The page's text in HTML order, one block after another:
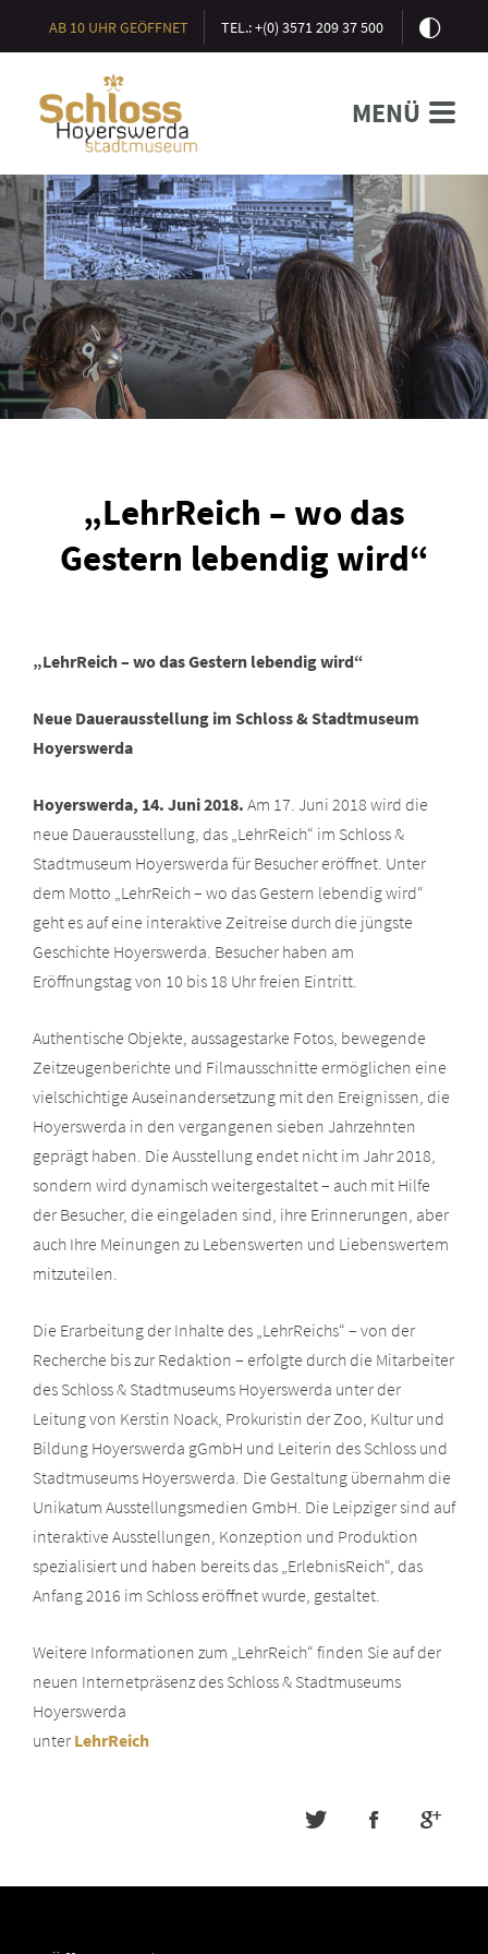
AB 10 UHR GEÖFFNET TEL.: +(0) 3571 209 37 500
MENÜ
„LehrReich – wo das
Gestern lebendig wird“
„LehrReich – wo das Gestern lebendig wird“
Neue Dauerausstellung im Schloss & Stadtmuseum
Hoyerswerda
Hoyerswerda, 14. Juni 2018. Am 17. Juni 2018 wird die
neue Dauerausstellung, das „LehrReich“ im Schloss &
Stadtmuseum Hoyerswerda für Besucher eröffnet. Unter
dem Motto „LehrReich – wo das Gestern lebendig wird“
geht es auf eine interaktive Zeitreise durch die jüngste
Geschichte Hoyerswerda. Besucher haben am
Eröffnungstag von 10 bis 18 Uhr freien Eintritt.
Authentische Objekte, aussagestarke Fotos, bewegende
Zeitzeugenberichte und Filmausschnitte ermöglichen eine
vielschichtige Auseinandersetzung mit den Ereignissen, die
Hoyerswerda in den vergangenen sieben Jahrzehnten
geprägt haben. Die Ausstellung endet nicht im Jahr 2018,
sondern wird dynamisch weitergestaltet – auch mit Hilfe
der Besucher, die eingeladen sind, ihre Erinnerungen, aber
auch Ihre Meinungen zu Lebenswerten und Liebenswertem
mitzuteilen.
Die Erarbeitung der Inhalte des „LehrReichs“ – von der
Recherche bis zur Redaktion – erfolgte durch die Mitarbeiter
des Schloss & Stadtmuseums Hoyerswerda unter der
Leitung von Kerstin Noack, Prokuristin der Zoo, Kultur und
Bildung Hoyerswerda gGmbH und Leiterin des Schloss und
Stadtmuseums Hoyerswerda. Die Gestaltung übernahm die
Unikatum Ausstellungsmedien GmbH. Die Leipziger sind auf
interaktive Ausstellungen, Konzeption und Produktion
spezialisiert und haben bereits das „ErlebnisReich“, das
Anfang 2016 im Schloss eröffnet wurde, gestaltet.
Weitere Informationen zum „LehrReich“ finden Sie auf der
neuen Internetpräsenz des Schloss & Stadtmuseums
Hoyerswerda
unter LehrReich